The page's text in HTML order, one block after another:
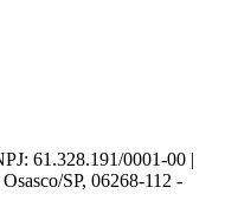
61.328.191/0001-00 |
SP, 06268-112 -